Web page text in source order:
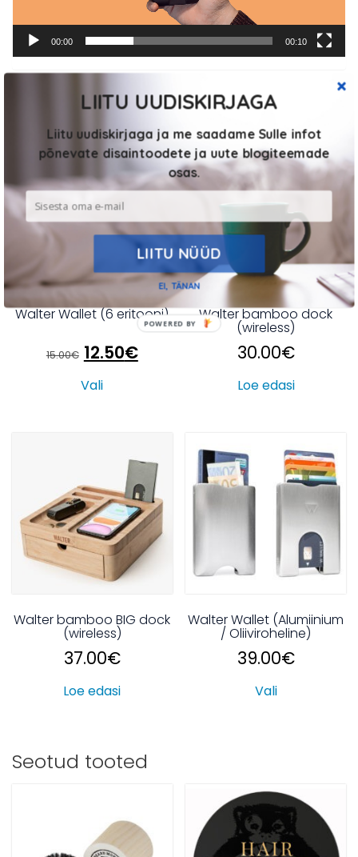
00:00 00:10
Sulle võib meeldida ka…
%
Walter Wallet (6 eritooni)
15.00€ Algne
hind
12.50€Praegune
Vali
Walter bamboo dock
(wireless)
30.00€
Loe edasi
Walter bamboo BIG dock
(wireless)
37.00€
Loe edasi
Walter Wallet (Alumiinium
/ Oliiviroheline)
39.00€
Vali
Seotud tooted
Liitu uudiskirjaga ja me saadame Sulle infot
põnevate disaintoodete ja uute blogiteemade
osas.
LIITU NÜÜD
EI, TÄNAN
LIITU UUDISKIRJAGA
POWERED BY